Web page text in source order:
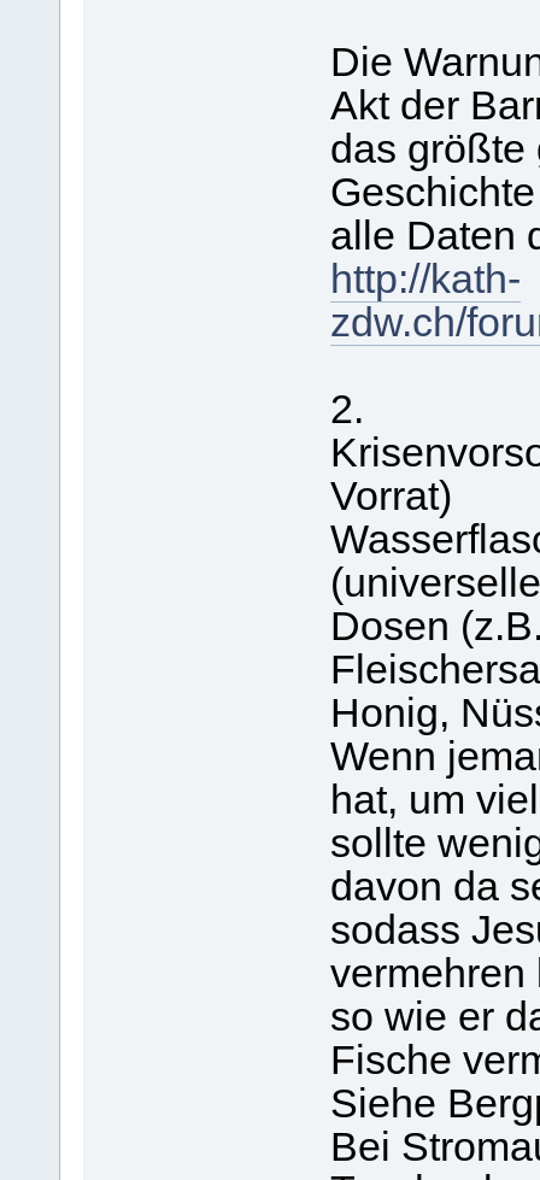
Die
Akt der
das größte
alle Daten
http://kath-
zdw.ch/
2.
Vorrat)
Dosen
Honig,
Wenn
hat, um
sollte
davon da
sodass
vermehren
so wie er
Fische
Siehe
Bei